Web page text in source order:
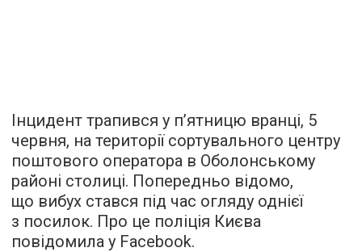
Інцидент трапився у п’ятницю вранці, 5
червня, на території сортувального центру
поштового оператора в Оболонському
районі столиці. Попередньо відомо,
що вибух стався під час огляду однієї
з посилок. Про це поліція Києва
повідомила у Facebook.